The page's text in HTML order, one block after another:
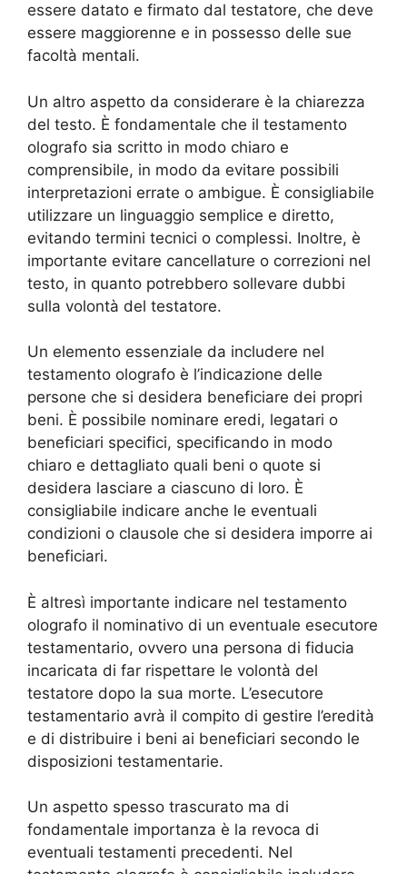
essere datato e firmato dal testatore, che deve
essere maggiorenne e in possesso delle sue
facoltà mentali.
Un altro aspetto da considerare è la chiarezza
del testo. È fondamentale che il testamento
olografo sia scritto in modo chiaro e
comprensibile, in modo da evitare possibili
interpretazioni errate o ambigue. È consigliabile
utilizzare un linguaggio semplice e diretto,
evitando termini tecnici o complessi. Inoltre, è
importante evitare cancellature o correzioni nel
testo, in quanto potrebbero sollevare dubbi
sulla volontà del testatore.
Un elemento essenziale da includere nel
testamento olografo è l’indicazione delle
persone che si desidera beneficiare dei propri
beni. È possibile nominare eredi, legatari o
beneficiari specifici, specificando in modo
chiaro e dettagliato quali beni o quote si
desidera lasciare a ciascuno di loro. È
consigliabile indicare anche le eventuali
condizioni o clausole che si desidera imporre ai
beneficiari.
È altresì importante indicare nel testamento
olografo il nominativo di un eventuale esecutore
testamentario, ovvero una persona di fiducia
incaricata di far rispettare le volontà del
testatore dopo la sua morte. L’esecutore
testamentario avrà il compito di gestire l’eredità
e di distribuire i beni ai beneficiari secondo le
disposizioni testamentarie.
Un aspetto spesso trascurato ma di
fondamentale importanza è la revoca di
eventuali testamenti precedenti. Nel